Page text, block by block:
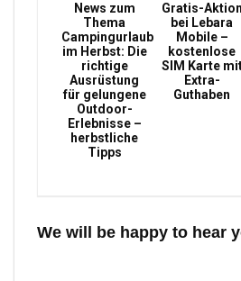
News zum
Thema
Campingurlaub
im Herbst: Die
richtige
Ausrüstung
für gelungene
Outdoor-
Erlebnisse –
herbstliche
Tipps
Gratis-Aktion
bei Lebara
Mobile –
kostenlose
SIM Karte
Extra-
Guthaben
We will be happy to hear